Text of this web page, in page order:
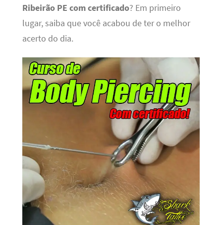
Ribeirão PE com certificado? Em primeiro
lugar, saiba que você acabou de ter o melhor
acerto do dia.